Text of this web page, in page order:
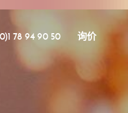
78 94 90 50 询价